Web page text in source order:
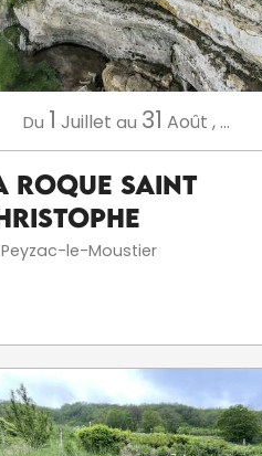
Du 1 Juillet au 31 Août , ...
Roque Saint
Peyzac-le-Moustier